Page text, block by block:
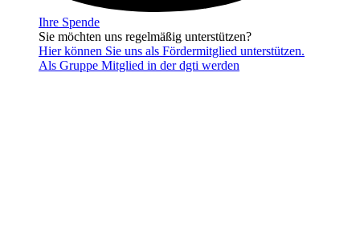
Ihre Spende
Sie möchten uns regelmäßig unterstützen?
Hier können Sie uns als Fördermitglied unterstützen.
Als Gruppe Mitglied in der dgti werden